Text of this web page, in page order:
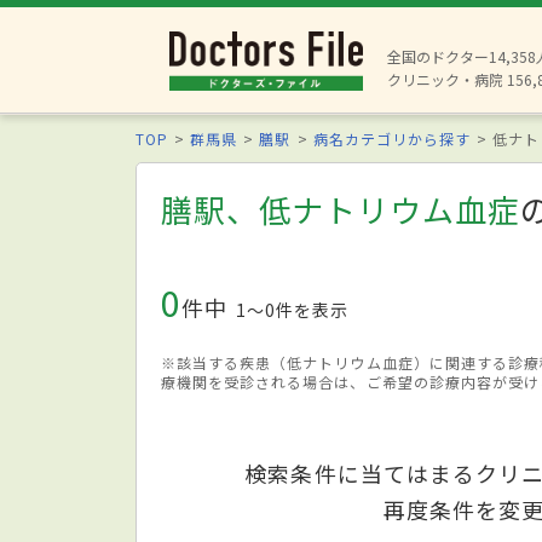
全国のドクター14,358
クリニック・病院
TOP 群馬県 膳駅 病名カテゴリから探す 低ナ
膳駅、低ナトリウム血症
0件中 1〜0件を表示
※該当する疾患（低ナトリウム血症）に関連する診
療機関を受診される場合は、ご希望の診療内容が受
検索条件に当てはまるクリ
再度条件を変